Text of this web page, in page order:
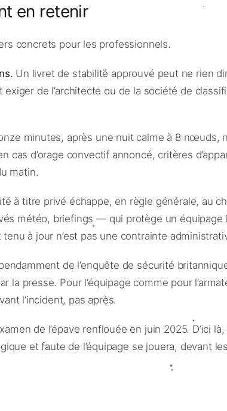
en retenir
concrets pour les professionnels.
Un livret de stabilité approuvé peut ne rien
de l’architecte ou de la société de
minutes, après une nuit calme à 8 nœuds,
d’orage convectif annoncé, critères
matin.
à titre privé échappe, en règle générale, au
météo, briefings — qui protège un équipage
à jour n’est pas une contrainte
de l’enquête de sécurité
presse. Pour l’équipage comme pour
l’incident, pas après.
de l’épave renflouée en juin 2025. D’ici
et faute de l’équipage se jouera, devant